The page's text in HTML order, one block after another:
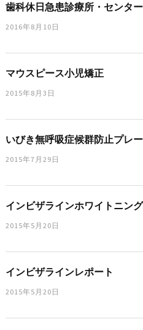
歯科休日急患診療所・センター
2016年8月10日
マウスピース小児矯正
2015年8月3日
いびき無呼吸症候群防止プレ
2015年7月29日
インビザラインホワイトニン
2015年5月20日
インビザラインレポート
2015年5月20日